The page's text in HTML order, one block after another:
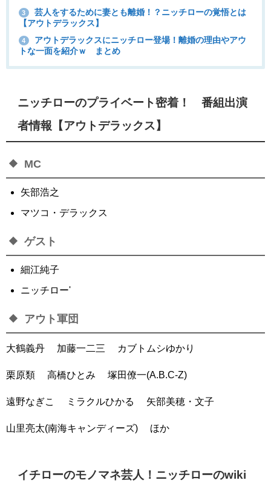
3
芸人をするために妻とも離婚！？ニッチローの覚悟とは
【アウトデラックス】
4
アウトデラックスにニッチロー登場！離婚の理由やアウ
トな一面を紹介ｗ まとめ
ニッチローのプライベート密着！ 番組出演
者情報【アウトデラックス】
MC
矢部浩之
マツコ・デラックス
ゲスト
細江純子
ニッチロー'
アウト軍団
大鶴義丹 加藤一二三 カブトムシゆかり
栗原類 高橋ひとみ 塚田僚一(A.B.C-Z)
遠野なぎこ ミラクルひかる 矢部美穂・文子
山里亮太(南海キャンディーズ) ほか
イチローのモノマネ芸人！ニッチローのwiki